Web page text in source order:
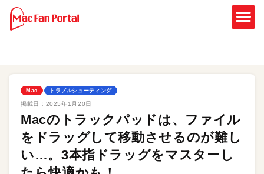
Mac トラブルシューティング
掲載日： 2025年1月20日
Macのトラックパッドは、ファイル
をドラッグして移動させるのが難し
い…。3本指ドラッグをマスターし